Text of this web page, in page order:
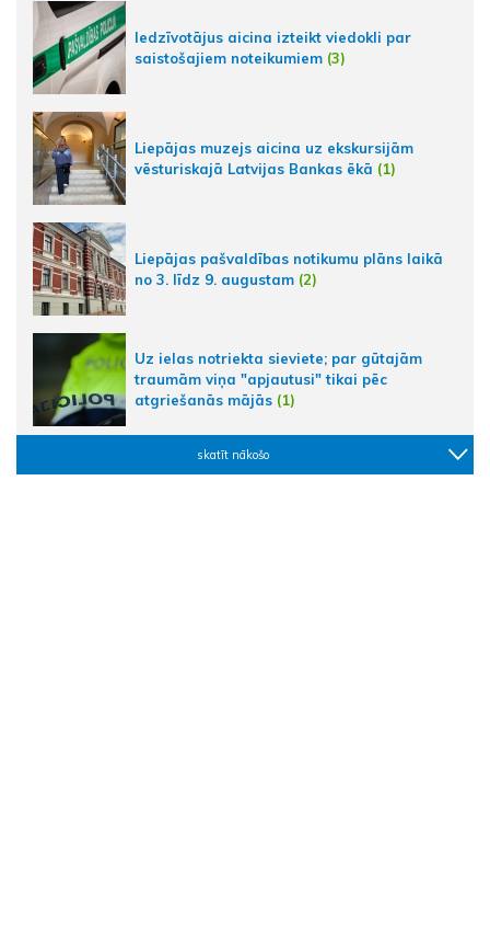
Iedzīvotājus aicina izteikt viedokli par
saistošajiem noteikumiem (3)
Liepājas muzejs aicina uz ekskursijām
vēsturiskajā Latvijas Bankas ēkā (1)
Liepājas pašvaldības notikumu plāns laikā
no 3. līdz 9. augustam (2)
Uz ielas notriekta sieviete; par gūtajām
traumām viņa "apjautusi" tikai pēc
atgriešanās mājās (1)
skatīt nākošo